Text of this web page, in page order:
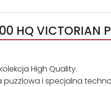
HQ VICTORIAN
High Quality.
puzzlowa i specjalna